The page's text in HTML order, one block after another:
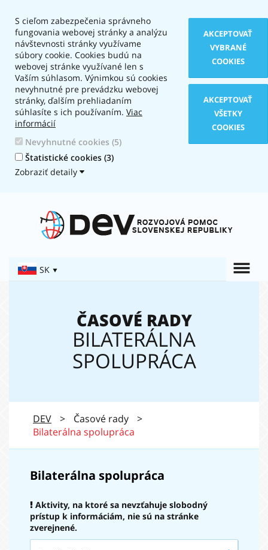
S cieľom zabezpečenia správneho
fungovania webovej stránky a analýzu
návštevnosti stránky využívame
súbory cookie. Cookies budú na
webovej stránke využívané len s
Vaším súhlasom. Výnimkou sú cookies
nevyhnutné pre prevádzku webovej
stránky, ďalším prehliadaním
súhlasíte s ich používaním. Viac
informácií
Nevyhnutné cookies (5)
Štatistické cookies (3)
Zobraziť detaily
AKCEPTOVAŤ
VYBRANÉ
COOKIES
AKCEPTOVAŤ
VŠETKY
COOKIES
zobrazenia:
SK
ČASOVÉ RADY
BILATERÁLNA
SPOLUPRÁCA
DEV > Časové rady
>
Bilaterálna spolupráca
Bilaterálna spolupráca
Aktivity, na ktoré sa nevzťahuje slobodný
prístup k informáciám, nie sú na stránke
zverejnené.
Región/Krajina: